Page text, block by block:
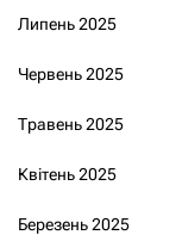
Липень 2025
Червень 2025
Травень 2025
Квітень 2025
Березень 2025